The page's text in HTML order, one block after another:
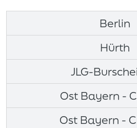
Berlin
Hürth
JLG-
Ost Bayern -
Ost Bayern -